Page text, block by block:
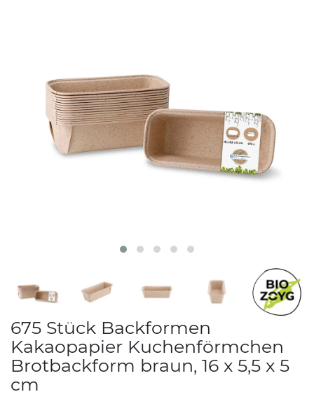
675 Stück Backformen
Kakaopapier Kuchenförmchen
Brotbackform braun, 16 x 5,5 x 5
cm